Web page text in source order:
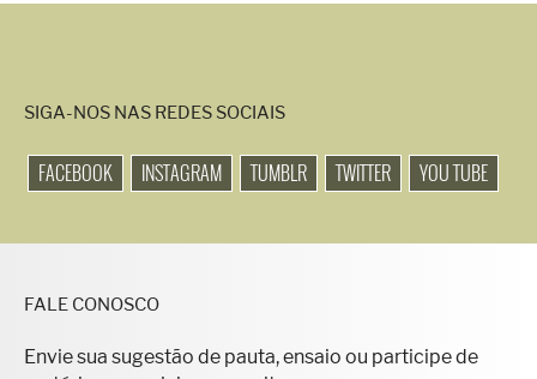
SIGA-NOS NAS REDES SOCIAIS
FACEBOOK INSTAGRAM TUMBLR TWITTER YOU TUBE
FALE CONOSCO
Envie sua sugestão de pauta, ensaio ou participe de